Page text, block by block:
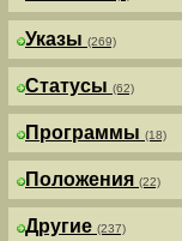
Указы (269)
Статусы (62)
Программы (18)
Положения (22)
Другие (237)